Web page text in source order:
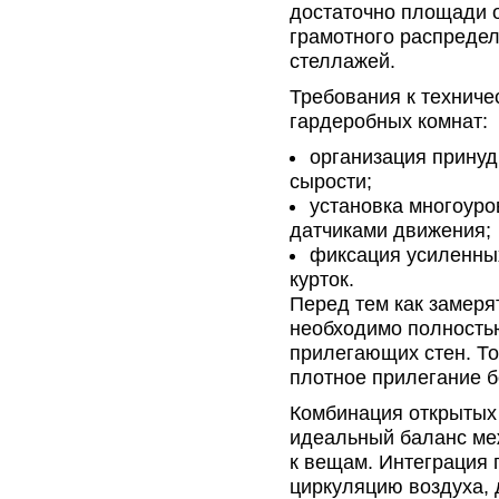
достаточно площади
грамотного
стеллажей.
Требования к
гардеробных комнат:
организация
сырости;
установка
датчиками движения;
фиксация
курток.
Перед тем как
необходимо
прилегающих стен.
плотное прилегание
Комбинация
идеальный баланс
к вещам. Интеграция
циркуляцию воздуха,